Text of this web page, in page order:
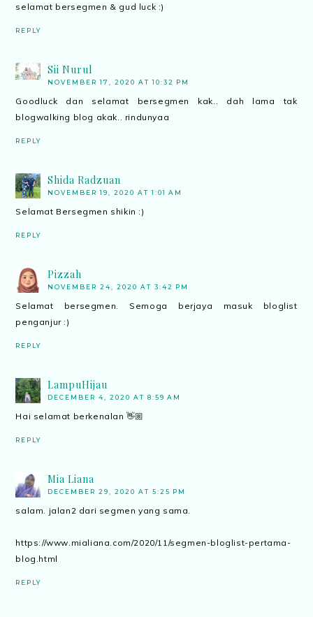
selamat bersegmen & gud luck :)
REPLY
Sii Nurul
NOVEMBER 17, 2020 AT 10:32 PM
Goodluck dan selamat bersegmen kak.. dah lama tak
blogwalking blog akak.. rindunyaa
REPLY
Shida Radzuan
NOVEMBER 19, 2020 AT 1:01 AM
Selamat Bersegmen shikin :)
REPLY
Pizzah
NOVEMBER 24, 2020 AT 3:42 PM
Selamat bersegmen. Semoga berjaya masuk bloglist
penganjur :)
REPLY
LampuHijau
DECEMBER 4, 2020 AT 8:59 AM
Hai selamat berkenalan 👋🏼
REPLY
Mia Liana
DECEMBER 29, 2020 AT 5:25 PM
salam. jalan2 dari segmen yang sama.
https://www.mialiana.com/2020/11/segmen-bloglist-pertama-
blog.html
REPLY